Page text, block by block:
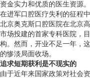
资金实力和优质的医生资源。
在进军口腔医疗失利的征程
北京奥克斯口腔医院在北京
市场投建的首家专科医院，
构。然而，开业不足一年，
的惨淡局面收场。
追求短期获利是不现实的
由于近年来国家政策对社会